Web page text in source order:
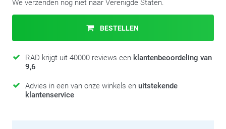
We verzenden nog niet naar Verenigde Staten.
BESTELLEN
RAD krijgt uit 40000 reviews een klantenbeoordeling van
9,6
Advies in een van onze winkels en uitstekende
klantenservice